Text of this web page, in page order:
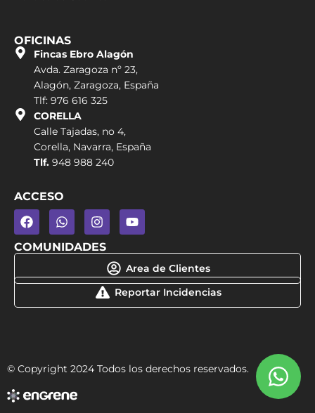
OFICINAS
Fincas Ebro Alagón
Avda. Zaragoza nº 23,
Alagón, Zaragoza, España
Tlf: 976 616 325
CORELLA
Calle Tajadas, no 4,
Corella, Navarra, España
Tlf. 948 988 240
ACCESO
COMUNIDADES
Area de Clientes
Reportar Incidencias
© Copyright 2024 Todos los derechos reservados.